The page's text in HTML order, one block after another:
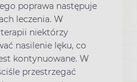
poprawa następuje
leczenia. W
niektórzy
nasilenie lęku, co
kontynuowane. W
przestrzegać